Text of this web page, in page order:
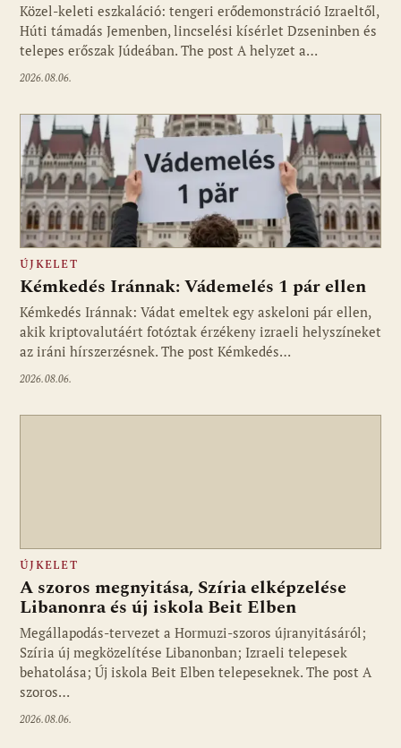
Közel-keleti eszkaláció: tengeri erődemonstráció Izraeltől,
Húti támadás Jemenben, lincselési kísérlet Dzseninben és
telepes erőszak Júdeában. The post A helyzet a…
2026.08.06.
ÚJKELET
Kémkedés Iránnak: Vádemelés 1 pár ellen
Kémkedés Iránnak: Vádat emeltek egy askeloni pár ellen,
akik kriptovalutáért fotóztak érzékeny izraeli helyszíneket
az iráni hírszerzésnek. The post Kémkedés…
2026.08.06.
ÚJKELET
A szoros megnyitása, Szíria elképzelése
Libanonra és új iskola Beit Elben
Megállapodás-tervezet a Hormuzi-szoros újranyitásáról;
Szíria új megközelítése Libanonban; Izraeli telepesek
behatolása; Új iskola Beit Elben telepeseknek. The post A
szoros…
2026.08.06.